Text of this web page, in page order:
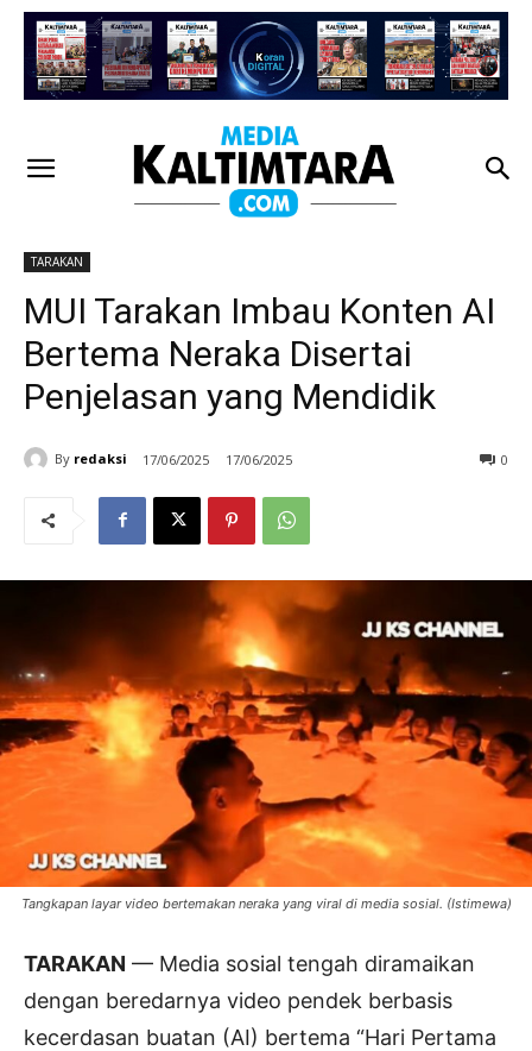
TARAKAN
MUI Tarakan Imbau Konten AI
Bertema Neraka Disertai
Penjelasan yang Mendidik
By redaksi 17/06/2025 17/06/2025 0
Tangkapan layar video bertemakan neraka yang viral di media sosial. (Istimewa)
TARAKAN — Media sosial tengah diramaikan
dengan beredarnya video pendek berbasis
kecerdasan buatan (AI) bertema “Hari Pertama